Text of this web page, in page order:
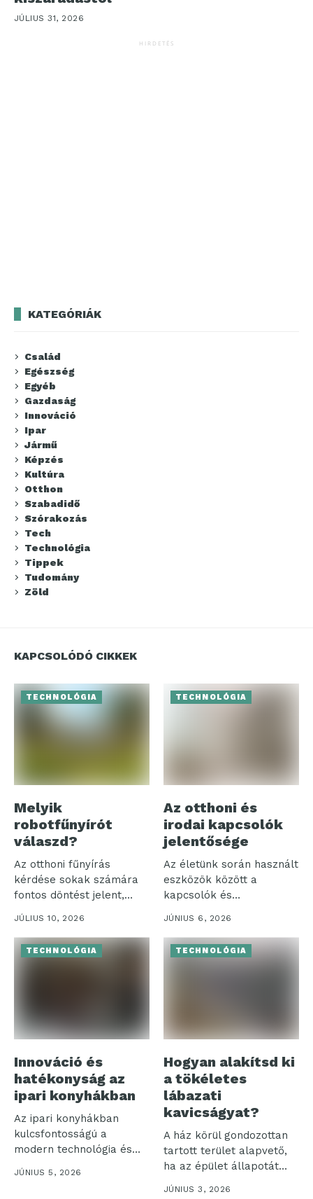
JÚLIUS 31, 2026
HIRDETÉS
KATEGÓRIÁK
Család
Egészség
Egyéb
Gazdaság
Innováció
Ipar
Jármű
Képzés
Kultúra
Otthon
Szabadidő
Szórakozás
Tech
Technológia
Tippek
Tudomány
Zöld
KAPCSOLÓDÓ CIKKEK
TECHNOLÓGIA
Melyik
robotfűnyírót
válaszd?
Az otthoni fűnyírás
kérdése sokak számára
fontos döntést jelent,
különösen, amikor a...
JÚLIUS 10, 2026
TECHNOLÓGIA
Az otthoni és
irodai kapcsolók
jelentősége
Az életünk során használt
eszközök között a
kapcsolók és
szerelvények különösen
jelentős...
JÚNIUS 6, 2026
TECHNOLÓGIA
Innováció és
hatékonyság az
ipari konyhákban
Az ipari konyhákban
kulcsfontosságú a
modern technológia és
hatékonyság
összehangolása. Ezek a...
JÚNIUS 5, 2026
TECHNOLÓGIA
Hogyan alakítsd ki
a tökéletes
lábazati
kavicságyat?
A ház körül gondozottan
tartott terület alapvető,
ha az épület állapotát
hosszú...
JÚNIUS 3, 2026